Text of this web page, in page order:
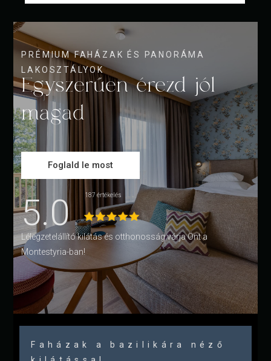
PRÉMIUM FAHÁZAK ÉS PANORÁMA
LAKOSZTÁLYOK
Egyszerűen érezd jól
magad
Foglald le most
5.0 187 értékelés
Lélegzetelállító kilátás és otthonosság várja Önt a
Montestyria-ban!
Faházak a bazilikára néző